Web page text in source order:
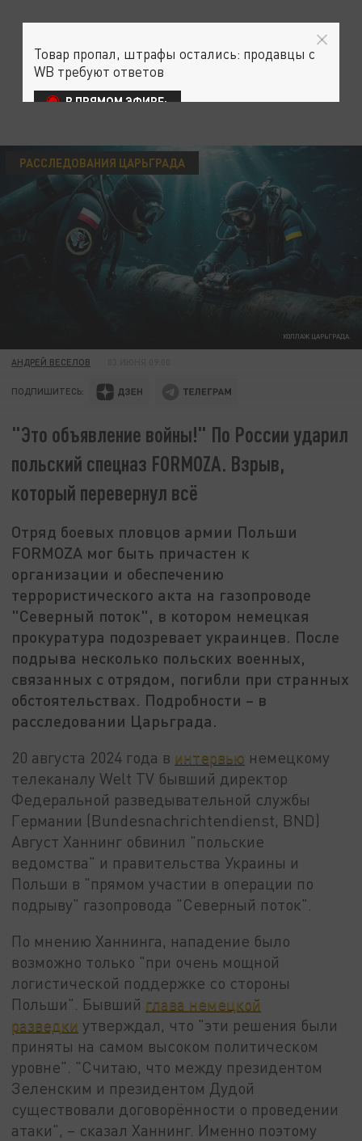
КОЛЛАЖ ЦАРЬГРАДА.
РАССЛЕДОВАНИЯ ЦАРЬГРАДА
АНДРЕЙ ВЕСЕЛОВ
ПОДПИШИТЕСЬ:
"Это объявление войны!" По России ударил
польский спецназ FORMOZA. Взрыв,
который перевернул всё
Отряд боевых пловцов армии Польши
FORMOZA мог быть причастен к
организации и обеспечению
террористического акта на газопроводе
"Северный поток", в котором немецкая
прокуратура подозревает украинцев. После
подрыва несколько польских военных,
связанных с отрядом, погибли при странных
обстоятельствах. Подробности – в
расследовании Царьграда.
20 августа 2024 года в интервью немецкому
телеканалу Welt TV бывший директор
Федеральной разведывательной службы
Германии (Bundesnachrichtendienst, BND)
Август Ханнинг обвинил "польские
ведомства" и правительства Украины и
Польши в "прямом участии в операции по
подрыву" газопровода "Северный поток".
По мнению Ханнинга, нападение было
возможно только "при очень мощной
логистической поддержке со стороны
Польши". Бывший глава немецкой
разведки утверждал, что "эти решения были
приняты на самом высоком политическом
уровне". "Считаю, что между президентом
Зеленским и президентом Дудой
существовали договорённости о проведении
атаки", – сказал Ханнинг. Именно поэтому
Товар пропал, штрафы остались: продавцы с
WB требуют ответов
В ПРЯМОМ ЭФИРЕ: